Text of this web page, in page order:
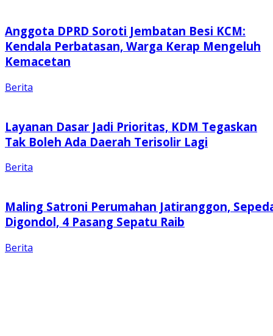
Anggota DPRD Soroti Jembatan Besi KCM:
Kendala Perbatasan, Warga Kerap Mengeluh
Kemacetan
Berita
Layanan Dasar Jadi Prioritas, KDM Tegaskan
Tak Boleh Ada Daerah Terisolir Lagi
Berita
Maling Satroni Perumahan Jatiranggon,
Digondol, 4 Pasang Sepatu Raib
Berita